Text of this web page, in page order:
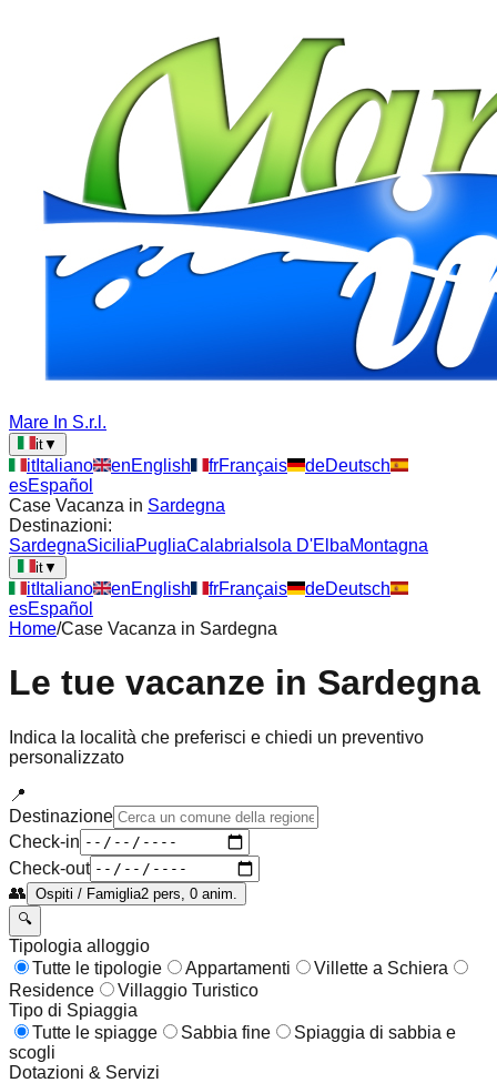
Mare In S.r.l.
it▼
itItaliano enEnglish frFrançais deDeutsch
esEspañol
Case Vacanza in Sardegna
Destinazioni:
SardegnaSiciliaPugliaCalabria Isola D'ElbaMontagna
it▼
itItaliano enEnglish frFrançais deDeutsch
esEspañol
Home/Case Vacanza in Sardegna
Le tue vacanze in Sardegna
Indica la località che preferisci e chiedi un preventivo
personalizzato
📍
Destinazione
Check-in
Check-out
👥 Ospiti / Famiglia2 pers, 0 anim.
🔍
Tipologia alloggio
Tutte le tipologie
Appartamenti
Villette a Schiera
Residence
Villaggio Turistico
Tipo di Spiaggia
Tutte le spiagge
Sabbia fine
Spiaggia di sabbia e
scogli
Dotazioni & Servizi